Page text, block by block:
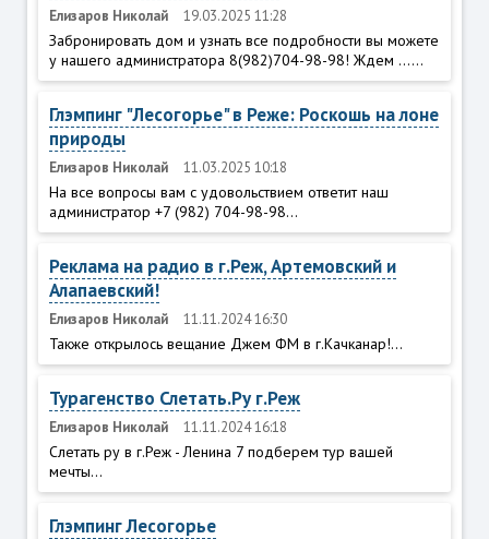
Елизаров Николай 19.03.2025 11:28
Забронировать дом и узнать все подробности вы можете
у нашего администратора 8(982)704-98-98! Ждем ......
Глэмпинг "Лесогорье" в Реже: Роскошь на лоне
природы
Елизаров Николай 11.03.2025 10:18
На все вопросы вам с удовольствием ответит наш
администратор +7 (982) 704-98-98...
Реклама на радио в г.Реж, Артемовский и
Алапаевский!
Елизаров Николай 11.11.2024 16:30
Также открылось вещание Джем ФМ в г.Качканар!...
Турагенство Слетать.Ру г.Реж
Елизаров Николай 11.11.2024 16:18
Слетать ру в г.Реж - Ленина 7 подберем тур вашей
мечты...
Глэмпинг Лесогорье